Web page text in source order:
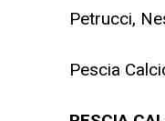
Petrucci,
Pescia